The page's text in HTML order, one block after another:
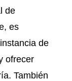
de
es
de
ofrecer
También